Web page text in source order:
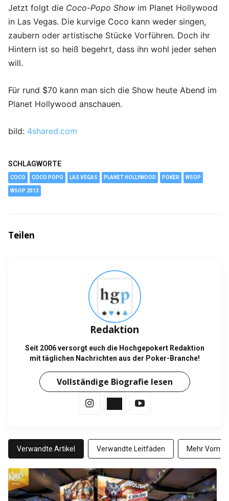
Jetzt folgt die Coco-Popo Show im Planet Hollywood
in Las Vegas. Die kurvige Coco kann weder singen,
zaubern oder artistische Stücke Vorführen. Doch ihr
Hintern ist so heiß begehrt, dass ihn wohl jeder sehen
will.
Für rund $70 kann man sich die Show heute Abend im
Planet Hollywood anschauen.
bild: 4shared.com
SCHLAGWORTE
COCO COCO POPO LAS VEGAS PLANET HOLLYWOOD POKER WSOP
WSOP 2013
Teilen
Redaktion
Seit 2006 versorgt euch die Hochgepokert Redaktion
mit täglichen Nachrichten aus der Poker-Branche!
Vollständige Biografie lesen
Verwandte Artikel Verwandte Leitfäden Mehr Vom